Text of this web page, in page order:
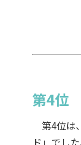
第4位
第4位は